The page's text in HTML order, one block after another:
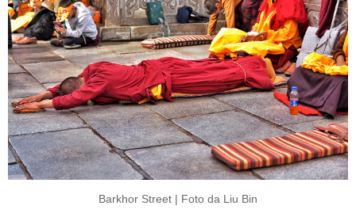
Barkhor Street | Foto da Liu Bin